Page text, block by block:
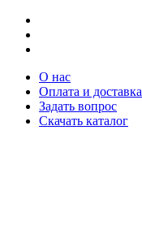
О нас
Оплата и доставка
Задать вопрос
Скачать каталог